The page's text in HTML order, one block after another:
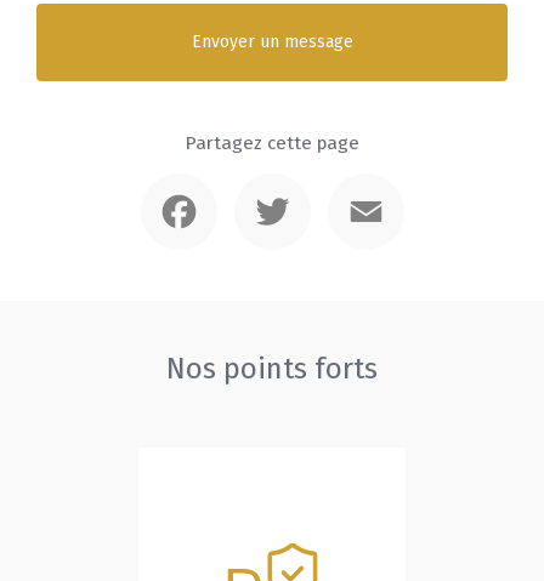
Envoyer un message
Partagez cette page
Nos points forts